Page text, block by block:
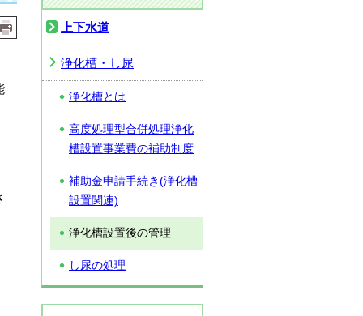
上下水道
浄化槽・し尿
浄化槽とは
高度処理型合併処理浄化
槽設置事業費の補助制度
補助金申請手続き(浄化槽
設置関連)
浄化槽設置後の管理
し尿の処理